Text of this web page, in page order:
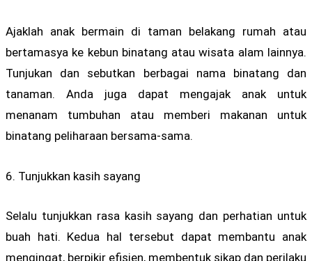
Ajaklah anak bermain di taman belakang rumah atau
bertamasya ke kebun binatang atau wisata alam lainnya.
Tunjukan dan sebutkan berbagai nama binatang dan
tanaman. Anda juga dapat mengajak anak untuk
menanam tumbuhan atau memberi makanan untuk
binatang peliharaan bersama-sama.
6. Tunjukkan kasih sayang
Selalu tunjukkan rasa kasih sayang dan perhatian untuk
buah hati. Kedua hal tersebut dapat membantu anak
mengingat, berpikir efisien, membentuk sikap dan perilaku